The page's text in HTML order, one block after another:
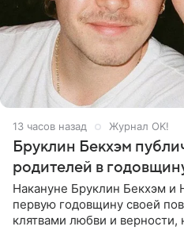
13 часов назад Журнал OK!
Бруклин Бекхэм
родителей в
Накануне Бруклин Бекхэм и
первую годовщину своей
клятвами любви и верности,